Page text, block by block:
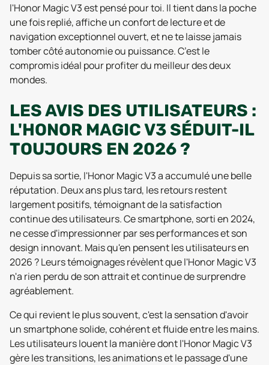
l'Honor Magic V3 est pensé pour toi. Il tient dans la poche
une fois replié, affiche un confort de lecture et de
navigation exceptionnel ouvert, et ne te laisse jamais
tomber côté autonomie ou puissance. C’est le
compromis idéal pour profiter du meilleur des deux
mondes.
LES AVIS DES UTILISATEURS :
L'HONOR MAGIC V3 SÉDUIT-IL
TOUJOURS EN 2026 ?
Depuis sa sortie, l'Honor Magic V3 a accumulé une belle
réputation. Deux ans plus tard, les retours restent
largement positifs, témoignant de la satisfaction
continue des utilisateurs. Ce smartphone, sorti en 2024,
ne cesse d'impressionner par ses performances et son
design innovant. Mais qu'en pensent les utilisateurs en
2026 ? Leurs témoignages révèlent que l'Honor Magic V3
n'a rien perdu de son attrait et continue de surprendre
agréablement.
Ce qui revient le plus souvent, c'est la sensation d'avoir
un smartphone solide, cohérent et fluide entre les mains.
Les utilisateurs louent la manière dont l'Honor Magic V3
gère les transitions, les animations et le passage d'une